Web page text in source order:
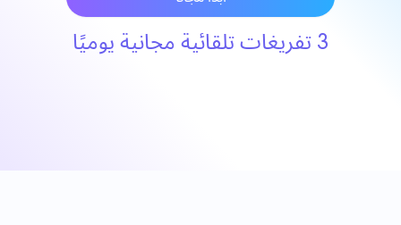
3 تفريغات تلقائية مجانية يوميًا